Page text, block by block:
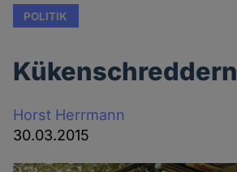
POLITIK
Kükenschreddern
Horst Herrmann
30.03.2015